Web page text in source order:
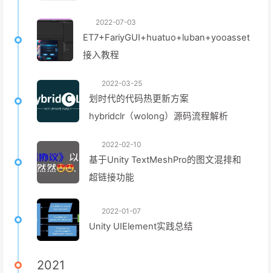
2022-07-03
ET7+FariyGUI+huatuo+luban+yooasset
接入教程
2022-03-25
划时代的代码热更新方案
hybridclr（wolong）源码流程解析
2022-02-10
基于Unity TextMeshPro的图文混排和
超链接功能
2022-01-07
Unity UIElement实践总结
2021